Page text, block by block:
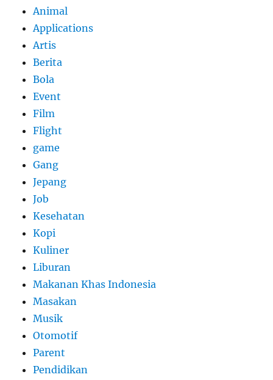
Animal
Applications
Artis
Berita
Bola
Event
Film
Flight
game
Gang
Jepang
Job
Kesehatan
Kopi
Kuliner
Liburan
Makanan Khas Indonesia
Masakan
Musik
Otomotif
Parent
Pendidikan